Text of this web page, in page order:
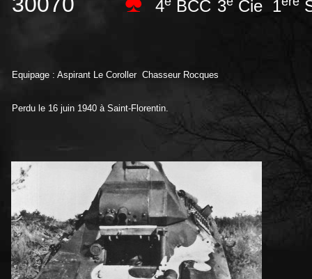
4 BCC 3 Cie 1
Equipage : Aspirant Le Coroller Chasseur Rocques
Perdu le 16 juin 1940 à Saint-Florentin.